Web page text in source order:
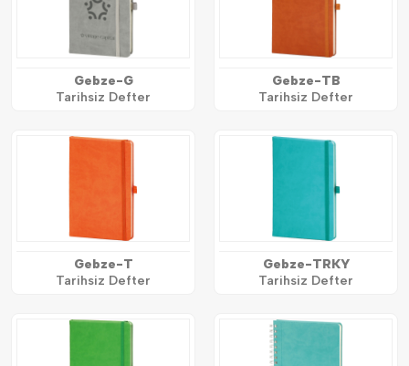
Gebze-G
Tarihsiz Defter
Gebze-TB
Tarihsiz Defter
Gebze-T
Tarihsiz Defter
Gebze-TRKY
Tarihsiz Defter